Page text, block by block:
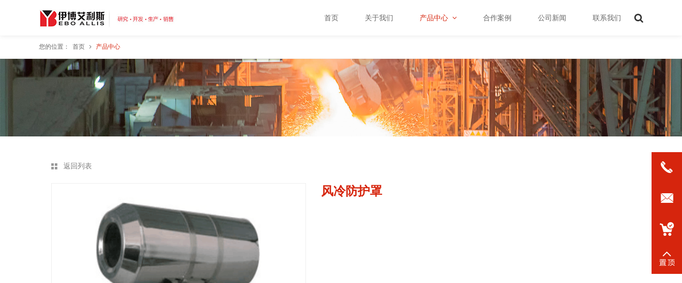
首页 关于我们 产品中心
电视系列
红外测温
系列
测控仪表
系列
合作案例 公司新闻 联系我们
您的位置： 首页 产品中心
返回列表
风冷防护罩